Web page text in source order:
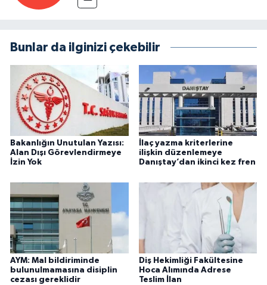
Bunlar da ilginizi çekebilir
Bakanlığın Unutulan Yazısı:
Alan Dışı Görevlendirmeye
İzin Yok
İlaç yazma kriterlerine
ilişkin düzenlemeye
Danıştay’dan ikinci kez fren
AYM: Mal bildiriminde
bulunulmamasına disiplin
cezası gereklidir
Diş Hekimliği Fakültesine
Hoca Alımında Adrese
Teslim İlan